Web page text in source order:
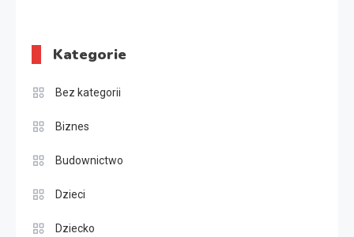
Kategorie
Bez kategorii
Biznes
Budownictwo
Dzieci
Dziecko